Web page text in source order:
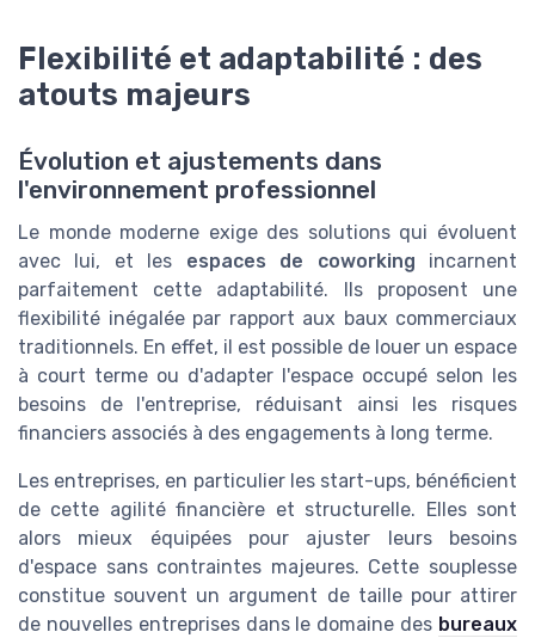
Flexibilité et adaptabilité : des
atouts majeurs
Évolution et ajustements dans
l'environnement professionnel
Le monde moderne exige des solutions qui évoluent
avec lui, et les espaces de coworking incarnent
parfaitement cette adaptabilité. Ils proposent une
flexibilité inégalée par rapport aux baux commerciaux
traditionnels. En effet, il est possible de louer un espace
à court terme ou d'adapter l'espace occupé selon les
besoins de l'entreprise, réduisant ainsi les risques
financiers associés à des engagements à long terme.
Les entreprises, en particulier les start-ups, bénéficient
de cette agilité financière et structurelle. Elles sont
alors mieux équipées pour ajuster leurs besoins
d'espace sans contraintes majeures. Cette souplesse
constitue souvent un argument de taille pour attirer
de nouvelles entreprises dans le domaine des bureaux